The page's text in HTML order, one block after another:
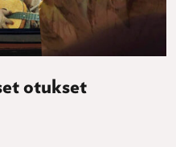
otukset